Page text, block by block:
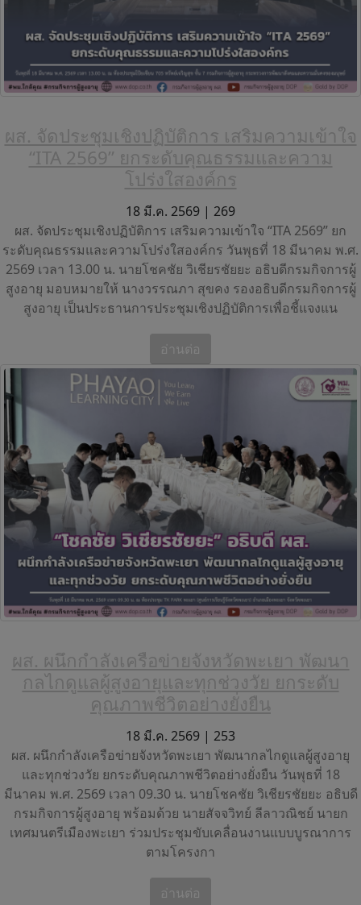
ผส. จัดประชุมเชิงปฏิบัติการ เสริมความเข้าใจ
“ITA 2569” ยกระดับคุณธรรมและความ
โปร่งใสองค์กร
18 มี.ค. 2569 | 269
ผส. จัดประชุมเชิงปฏิบัติการ เสริมความเข้าใจ “ITA 2569” ยก
ระดับคุณธรรมและความโปร่งใสองค์กร วันพุธที่ 18 มีนาคม พ.ศ.
2569 เวลา 13.00 น. นายโชคชัย วิเชียรชัยยะ อธิบดีกรมกิจการผู้
สูงอายุ มอบหมายให้ นางวรรณภา สุขคง รองอธิบดีกรมกิจการผู้
สูงอายุ เป็นประธานการประชุมเชิงปฏิบัติการเพื่อชี้แจงแน
อ่านต่อ
ผส. ผนึกกำลังเครือข่ายจังหวัดพะเยา พัฒนา
กลไกดูแลผู้สูงอายุและทุกช่วงวัย ยกระดับ
คุณภาพชีวิตอย่างยั่งยืน
18 มี.ค. 2569 | 253
ผส. ผนึกกำลังเครือข่ายจังหวัดพะเยา พัฒนากลไกดูแลผู้สูงอายุ
และทุกช่วงวัย ยกระดับคุณภาพชีวิตอย่างยั่งยืน วันพุธที่ 18
มีนาคม พ.ศ. 2569 เวลา 09.30 น. นายโชคชัย วิเชียรชัยยะ อธิบดี
กรมกิจการผู้สูงอายุ พร้อมด้วย นายสัจจวิทย์ ลีลาวณิชย์ นายก
เทศมนตรีเมืองพะเยา ร่วมประชุมขับเคลื่อนงานแบบบูรณาการ
ตามโครงกา
อ่านต่อ